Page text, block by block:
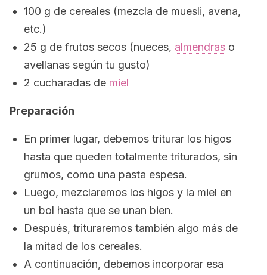
100 g de cereales (mezcla de muesli, avena,
etc.)
25 g de frutos secos (nueces, almendras o
avellanas según tu gusto)
2 cucharadas de miel
Preparación
En primer lugar, debemos triturar los higos
hasta que queden totalmente triturados, sin
grumos, como una pasta espesa.
Luego, mezclaremos los higos y la miel en
un bol hasta que se unan bien.
Después, trituraremos también algo más de
la mitad de los cereales.
A continuación, debemos incorporar esa